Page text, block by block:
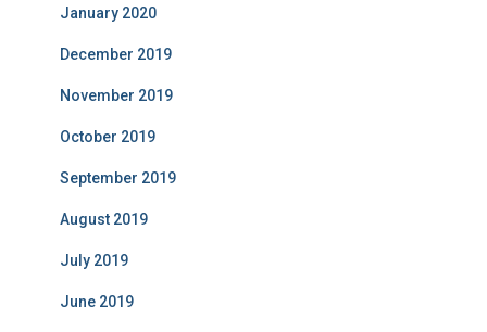
January 2020
December 2019
November 2019
October 2019
September 2019
August 2019
July 2019
June 2019